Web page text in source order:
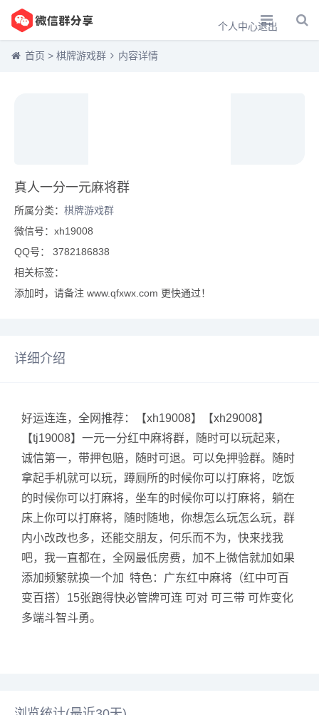
个人中心退出
首页 > 棋牌游戏群 内容详情
真人一分一元麻将群
所属分类： 棋牌游戏群
微信号：xh19008
QQ号： 3782186838
相关标签：
添加时，请备注 www.qfxwx.com 更快通过！
详细介绍
好运连连，全网推荐：【xh19008】【xh29008】
【tj19008】一元一分红中麻将群，随时可以玩起来，
诚信第一，带押包赔，随时可退。可以免押验群。随时
拿起手机就可以玩，蹲厕所的时候你可以打麻将，吃饭
的时候你可以打麻将，坐车的时候你可以打麻将，躺在
床上你可以打麻将，随时随地，你想怎么玩怎么玩，群
内小改改也多，还能交朋友，何乐而不为，快来找我
吧，我一直都在，全网最低房费，加不上微信就加如果
添加频繁就换一个加 特色：广东红中麻将（红中可百
变百搭）15张跑得快必管牌可连 可对 可三带 可炸变化
多端斗智斗勇。